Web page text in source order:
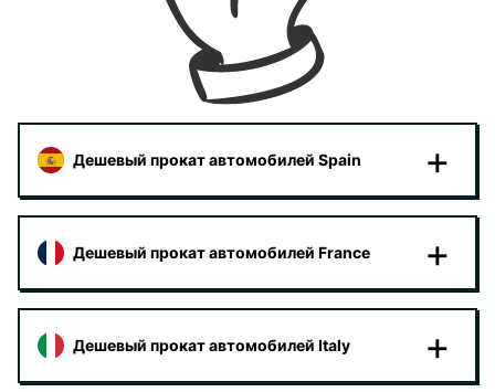
Дешевый прокат автомобилей Spain
Дешевый прокат автомобилей France
Дешевый прокат автомобилей Italy